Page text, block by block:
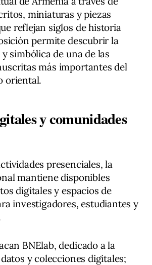
miniaturas y piezas
reflejan siglos de historia
permite descubrir la
simbólica de una de las
más importantes del
oriental.
y comunidades
presenciales, la
mantiene disponibles
digitales y espacios de
investigadores, estudiantes y
BNElab, dedicado a la
y colecciones digitales;